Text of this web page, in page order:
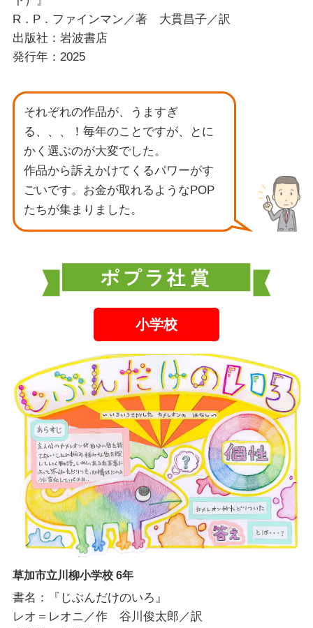
R．P．ファインマン／著 大貫昌子／訳
出版社：岩波書店
発行年：2025
それぞれの作品が、うますぎ
る、、、！毎年のことですが、とに
かく選ぶのが大変でした。
作品から訴えかけてくるパワーがす
ごいです。お金が取れるようなPOP
たちが集まりました。
小学校
草加市立川柳小学校 6年
書名：『じぶんだけのいろ』
レオ＝レオニ／作 谷川俊太郎／訳